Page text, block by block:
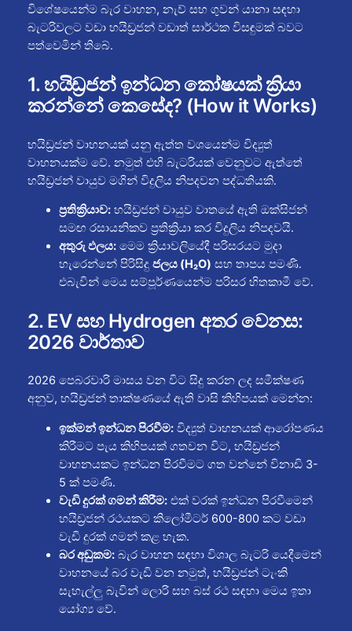
විශේෂයෙන්ම බැර වාහන, නැව් සහ ගුවන් යානා සඳහා
බැටරිවලට වඩා හයිඩ්‍රජන් වඩාත් සාර්ථක විසඳුමක් බවට
පත්වෙමින් තිබේ.
1. හයිඩ්‍රජන් ඉන්ධන කෝෂයක් ක්‍රියා
කරන්නේ කෙසේද? (How it Works)
හයිඩ්‍රජන් වාහනයක් යනු ඇත්ත වශයෙන්ම විද්‍යුත්
වාහනයක්ම වේ. නමුත් එහි බැටරියක් වෙනුවට ඇත්තේ
හයිඩ්‍රජන් වායුව මගින් විදුලිය නිපදවන පද්ධතියකි.
ප්‍රතික්‍රියාව:හයිඩ්‍රජන් වායුව වාතයේ ඇති ඔක්සිජන්
සමඟ රසායනිකව ප්‍රතික්‍රියා කර විදුලිය නිපදවයි.
අතුරු ඵලය:මෙම ක්‍රියාවලියේදී පරිසරයට මුදා
හැරෙන්නේ පිරිසිදු ජලය (H₂O) සහ තාපය පමණි.
එබැවින් මෙය සම්පූර්ණයෙන්ම පරිසර හිතකාමී වේ.
2. EV සහ Hydrogen අතර වෙනස:
2026 වාර්තාව
2026 පෙබරවාරි මාසය වන විට සිදු කරන ලද සමීක්ෂණ
අනුව, හයිඩ්‍රජන් තාක්ෂණයේ ඇති වාසි කිහිපයක් මෙන්න:
ඉක්මන් ඉන්ධන පිරවීම:විද්‍යුත් වාහනයක් ආරෝපණය
කිරීමට පැය කිහිපයක් ගතවන විට, හයිඩ්‍රජන්
වාහනයකට ඉන්ධන පිරවීමට ගත වන්නේ විනාඩි 3-
5 ක් පමණි.
වැඩි දුරක් ගමන් කිරීම:එක් වරක් ඉන්ධන පිරවීමෙන්
හයිඩ්‍රජන් රථයකට කිලෝමීටර් 600-800 කට වඩා
වැඩි දුරක් ගමන් කළ හැක.
බර අඩුකම:බැර වාහන සඳහා විශාල බැටරි යෙදීමෙන්
වාහනයේ බර වැඩි වන නමුත්, හයිඩ්‍රජන් ටැංකි
සැහැල්ලු බැවින් ලොරි සහ බස් රථ සඳහා මෙය ඉතා
යෝග්‍ය වේ.